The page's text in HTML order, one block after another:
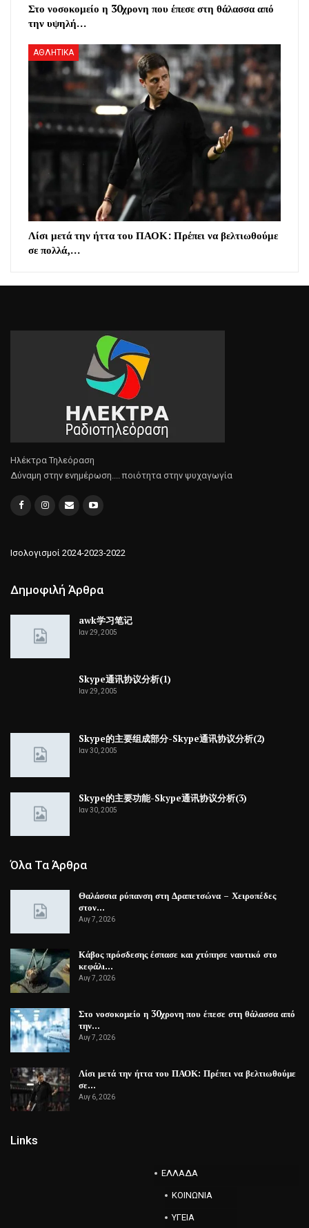
Στο νοσοκομείο η 30χρονη που έπεσε στη θάλασσα από
την υψηλή…
ΑΘΛΗΤΙΚΑ
Λίσι μετά την ήττα του ΠΑΟΚ: Πρέπει να βελτιωθούμε
σε πολλά,…
Ηλέκτρα Τηλεόραση
Δύναμη στην ενημέρωση.... ποιότητα στην ψυχαγωγία
Ισολογισμοί 2024-2023-2022
Δημοφιλή Άρθρα
awk学习笔记
Ιαν 29, 2005
Skype通讯协议分析(1)
Ιαν 29, 2005
Skype的主要组成部分-Skype通讯协议分析(2)
Ιαν 30, 2005
Skype的主要功能-Skype通讯协议分析(3)
Ιαν 30, 2005
Όλα Τα Άρθρα
Θαλάσσια ρύπανση στη Δραπετσώνα – Χειροπέδες
στον…
Αυγ 7, 2026
Κάβος πρόσδεσης έσπασε και χτύπησε ναυτικό στο
κεφάλι…
Αυγ 7, 2026
Στο νοσοκομείο η 30χρονη που έπεσε στη θάλασσα από
την…
Αυγ 7, 2026
Λίσι μετά την ήττα του ΠΑΟΚ: Πρέπει να βελτιωθούμε
σε…
Αυγ 6, 2026
Links
ΕΛΛΑΔΑ
ΚΟΙΝΩΝΙΑ
ΥΓΕΙΑ